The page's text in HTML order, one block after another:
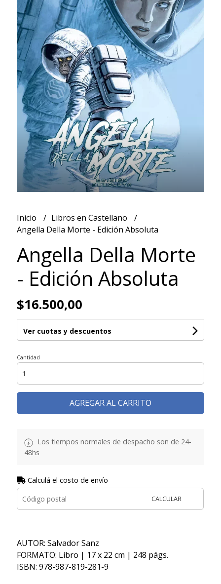
Inicio
Libros en Castellano
Angella Della Morte - Edición Absoluta
Angella Della Morte
- Edición Absoluta
$16.500,00
Ver cuotas y descuentos
Cantidad
AGREGAR AL CARRITO
Los tiempos normales de despacho son de 24-
48hs
Calculá el costo de envío
CALCULAR
AUTOR: Salvador Sanz
FORMATO: Libro | 17 x 22 cm | 248 págs.
ISBN: 978-987-819-281-9